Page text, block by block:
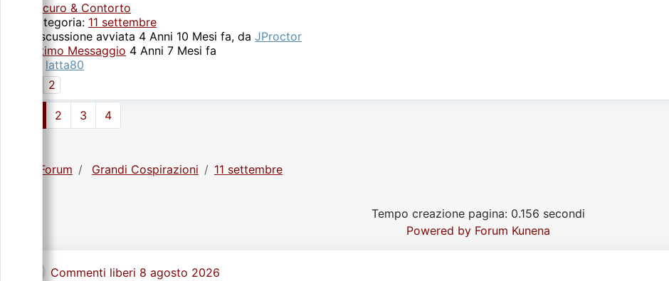
Oscuro & Contorto
Categoria: 11 settembre
Discussione avviata 4 Anni 10 Mesi fa, da JProctor
Ultimo Messaggio 4 Anni 7 Mesi fa
latta80
2
2 3 4
Forum Grandi Cospirazioni 11 settembre
Tempo creazione pagina: 0.156 secondi
Powered by Forum Kunena
Commenti liberi 8 agosto 2026